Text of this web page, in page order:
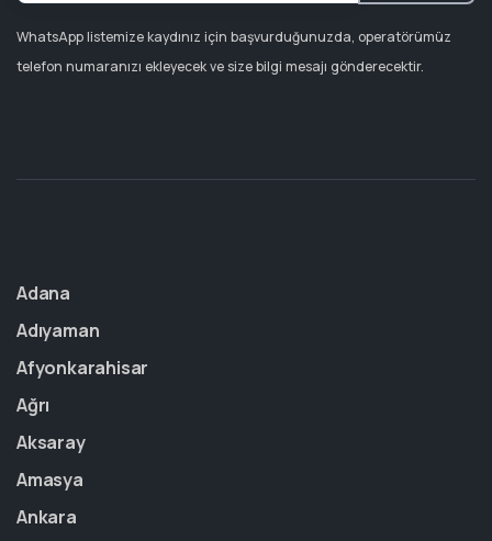
WhatsApp listemize kaydınız için başvurduğunuzda, operatörümüz
telefon numaranızı ekleyecek ve size bilgi mesajı gönderecektir.
Adana
Adıyaman
Afyonkarahisar
Ağrı
Aksaray
Amasya
Ankara